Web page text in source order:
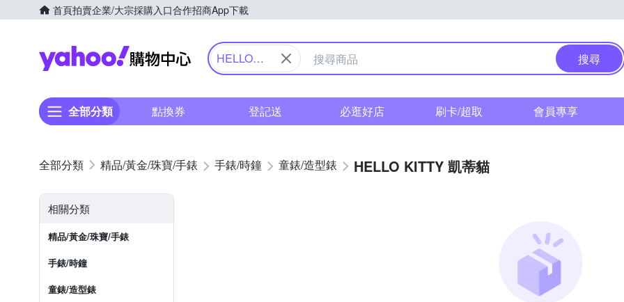
首頁拍賣企業/大宗採購入口合作招商App下載
Yahoo購物中心
HELLO
搜尋
全部分類 點換券 登記送 必逛好店 刷卡/超取 會員專享
精品/黃金/珠寶/手錶 手錶/時鐘 童錶/造型錶 HELLO KITTY 凱蒂貓
相關分類
精品/黃金/珠寶/手錶
手錶/時鐘
童錶/造型錶